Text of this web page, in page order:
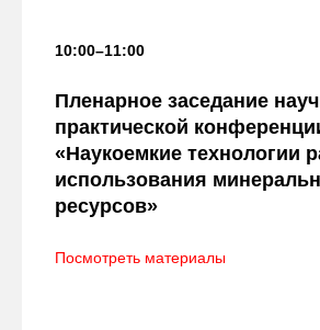
10:00–11:00
Пленарное заседание
практической
«Наукоемкие технологии
использования
ресурсов»
Посмотреть материалы